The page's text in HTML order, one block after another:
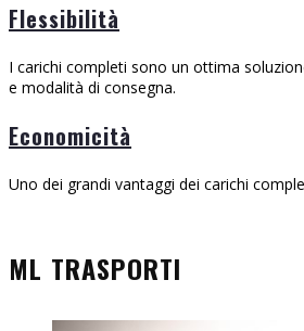
Flessibilità
I carichi completi sono un ottima
e modalità di consegna.
Economicità
Uno dei grandi vantaggi dei carichi
ML TRASPORTI